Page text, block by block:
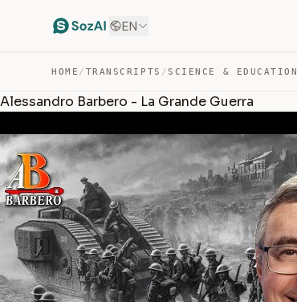
EN
HOME / TRANSCRIPTS /SCIENCE & EDUCATION
Alessandro Barbero - La Grande Guerra